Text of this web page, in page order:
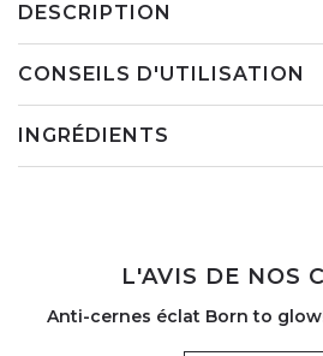
DESCRIPTION
CONSEILS D'UTILISATION
INGRÉDIENTS
L'AVIS DE NOS
Anti-cernes éclat Born to